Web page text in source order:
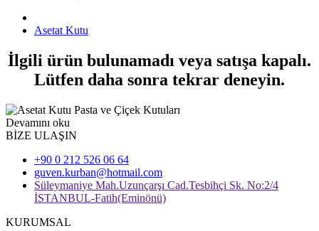
Asetat Kutu
İlgili ürün bulunamadı veya satışa kapalı.
Lütfen daha sonra tekrar deneyin.
Devamını oku
BİZE ULAŞIN
+90 0 212 526 06 64
guven.kurban@hotmail.com
Süleymaniye Mah.Uzunçarşı Cad.Tesbihçi Sk. No:2/4
İSTANBUL-Fatih(Eminönü)
KURUMSAL